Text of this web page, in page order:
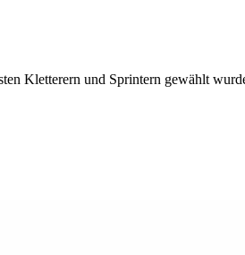
Kletterern und Sprintern gewählt